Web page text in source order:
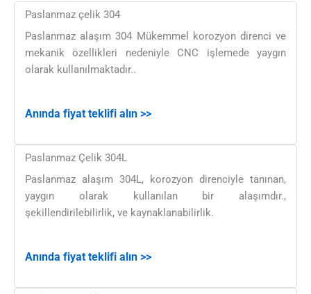
Paslanmaz çelik 304
Paslanmaz alaşım 304 Mükemmel korozyon direnci ve
mekanik özellikleri nedeniyle CNC işlemede yaygın
olarak kullanılmaktadır..
Anında fiyat teklifi alın >>
Paslanmaz Çelik 304L
Paslanmaz alaşım 304L, korozyon direnciyle tanınan,
yaygın olarak kullanılan bir alaşımdır.,
şekillendirilebilirlik, ve kaynaklanabilirlik.
Anında fiyat teklifi alın >>